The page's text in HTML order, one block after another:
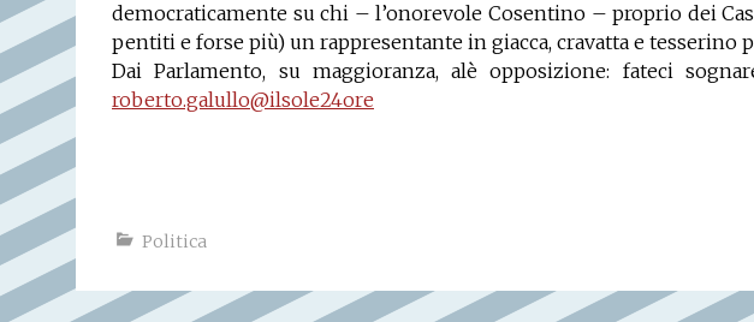
democraticamente su chi – l’onorevole Cosentino – proprio dei
pentiti e forse più) un rappresentante in giacca, cravatta e tesserino
Dai Parlamento, su maggioranza, alè opposizione: fateci
roberto.galullo@ilsole24ore
Politica